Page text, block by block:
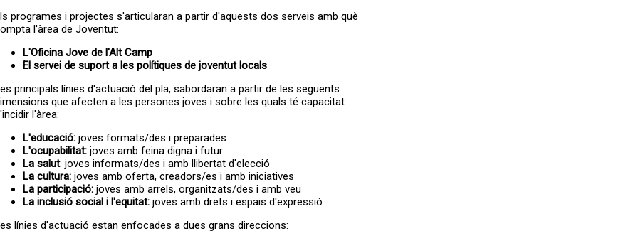
programes i projectes s'articularan a partir d'aquests dos serveis amb què
l'àrea de Joventut:
L'Oficina Jove de l'Alt Camp
El servei de suport a les polítiques de joventut locals
principals línies d'actuació del pla, sabordaran a partir de les següents
que afecten a les persones joves i sobre les quals té capacitat
l'àrea:
L'educació:joves formats/des i preparades
L'ocupabilitat:joves amb feina digna i futur
La salut: joves informats/des i amb llibertat d'elecció
La cultura:joves amb oferta, creadors/es i amb iniciatives
La participació:joves amb arrels, organitzats/des i amb veu
La inclusió social i l'equitat:joves amb drets i espais d'expressió
línies d'actuació estan enfocades a dues grans direccions: